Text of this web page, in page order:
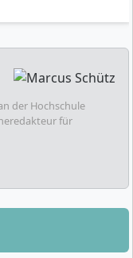
der Hochschule
für